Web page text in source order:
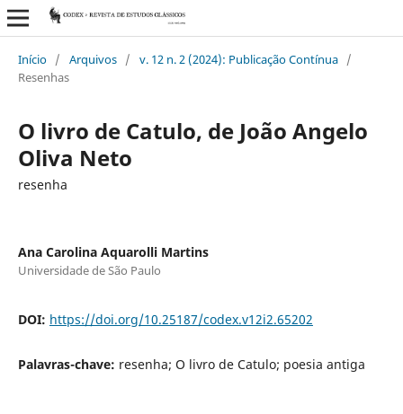
Início / Arquivos / v. 12 n. 2 (2024): Publicação Contínua /
Resenhas
O livro de Catulo, de João Angelo
Oliva Neto
resenha
Ana Carolina Aquarolli Martins
Universidade de São Paulo
DOI: https://doi.org/10.25187/codex.v12i2.65202
Palavras-chave: resenha; O livro de Catulo; poesia antiga